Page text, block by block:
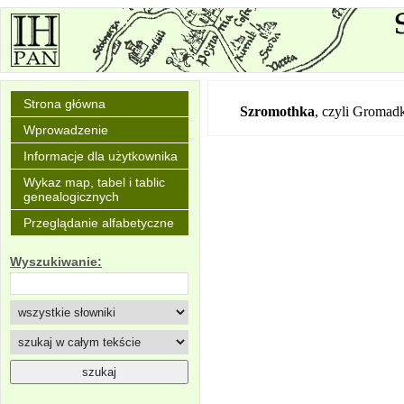
Strona główna
Wprowadzenie
Informacje dla użytkownika
Wykaz map, tabel i tablic
genealogicznych
Przeglądanie alfabetyczne
Wyszukiwanie:
Szromothka, czyli